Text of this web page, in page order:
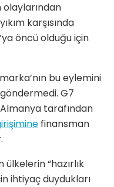
olaylarından
karşısında
öncü olduğu için
bu eylemini
G7
tarafından
finansman
“hazırlık
ihtiyaç duydukları